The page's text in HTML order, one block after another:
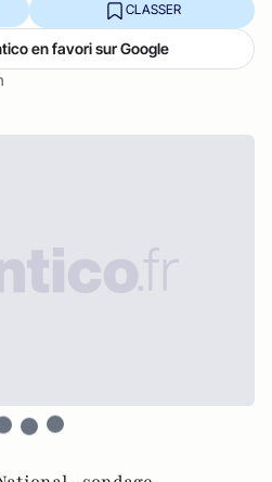
CLASSER
en favori sur Google